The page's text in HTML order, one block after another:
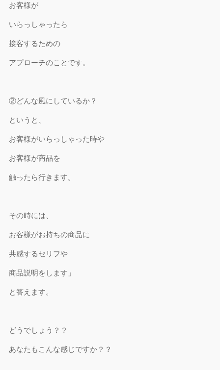
お客様が
いらっしゃったら
接客するための
アプローチのことです。
②どんな風にしているか？
というと、
お客様がいらっしゃった時や
お客様が商品を
触ったら行きます。
その時には、
お客様がお持ちの商品に
共感するセリフや
商品説明をします」
と答えます。
どうでしょう？？
あなたもこんな感じですか？？